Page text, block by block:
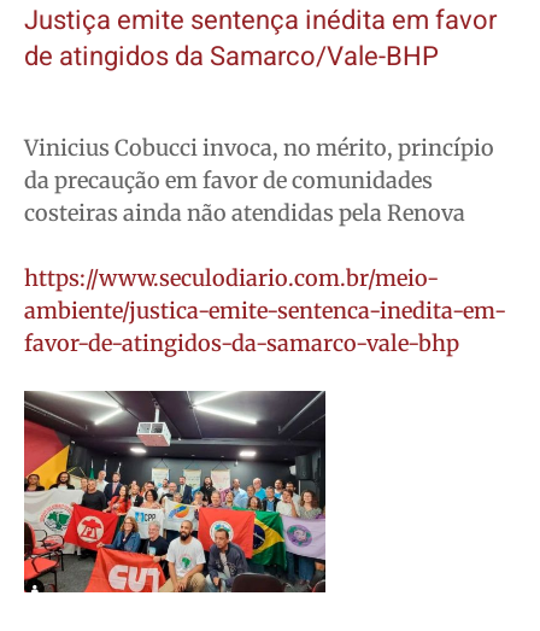
Justiça emite sentença inédita em favor
de atingidos da Samarco/Vale-BHP
Vinicius Cobucci invoca, no mérito, princípio
da precaução em favor de comunidades
costeiras ainda não atendidas pela Renova
https://www.seculodiario.com.br/meio-
ambiente/justica-emite-sentenca-inedita-em-
favor-de-atingidos-da-samarco-vale-bhp